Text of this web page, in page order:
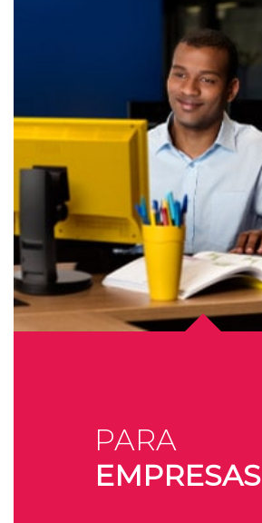
PARA
EMPRESAS